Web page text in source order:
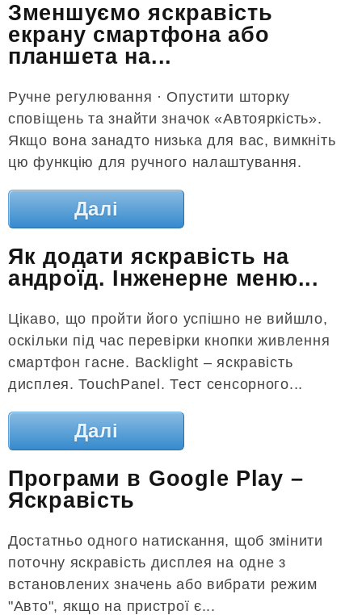
Зменшуємо яскравість
екрану смартфона або
планшета на...
Ручне регулювання · Опустити шторку
сповіщень та знайти значок «Автояркість».
Якщо вона занадто низька для вас, вимкніть
цю функцію для ручного налаштування.
Далі
Як додати яскравість на
андроїд. Інженерне меню...
Цікаво, що пройти його успішно не вийшло,
оскільки під час перевірки кнопки живлення
смартфон гасне. Backlight – яскравість
дисплея. TouchPanel. Тест сенсорного...
Далі
Програми в Google Play –
Яскравість
Достатньо одного натискання, щоб змінити
поточну яскравість дисплея на одне з
встановлених значень або вибрати режим
"Авто", якщо на пристрої є...